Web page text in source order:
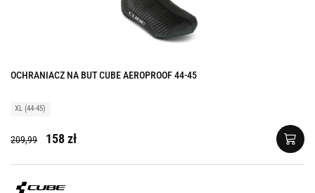
OCHRANIACZ NA BUT CUBE AEROPROOF 44-45
XL (44-45)
209,99 158 zł